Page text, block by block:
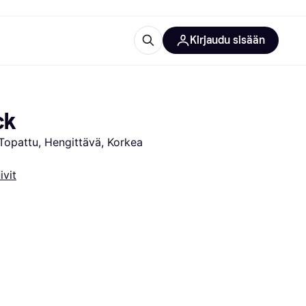
Kirjaudu sisään
Hengittävä, Korkea